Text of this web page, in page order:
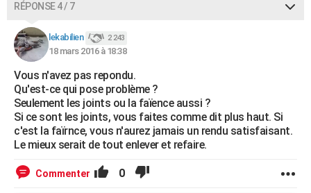
RÉPONSE 4 / 7
lekabilien 2 243
18 mars 2016 à 18:38
Vous n'avez pas repondu.
Qu'est-ce qui pose problème ?
Seulement les joints ou la faïence aussi ?
Si ce sont les joints, vous faites comme dit plus haut. Si
c'est la faïrnce, vous n'aurez jamais un rendu satisfaisant.
Le mieux serait de tout enlever et refaire.
Commenter 0